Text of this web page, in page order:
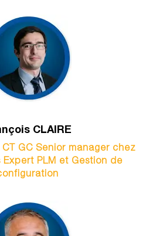
CLAIRE
GC Senior manager chez
Expert PLM et Gestion de